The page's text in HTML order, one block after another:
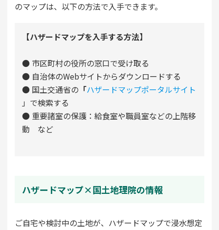
のマップは、以下の方法で入手できます。
【ハザードマップを入手する方法】
● 市区町村の役所の窓口で受け取る
● 自治体のWebサイトからダウンロードする
● 国土交通省の 「ハザードマップポータルサイト
」で検索する
● 重要諸室の保護：給食室や職員室などの上階移
動 など
ハザードマップ×国土地理院の情報
ご自宅や検討中の土地が、ハザードマップで浸水想定